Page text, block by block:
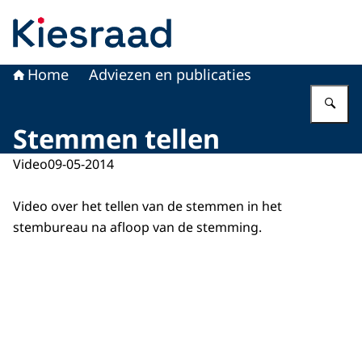
Home Adviezen en publicaties
Stemmen tellen
Video09-05-2014
Video over het tellen van de stemmen in het
stembureau na afloop van de stemming.